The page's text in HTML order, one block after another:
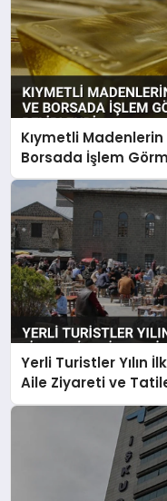
Kıymetli
Borsada İşlem
Belirlendi
Yerli Turistler Yılın
Aile Ziyareti ve